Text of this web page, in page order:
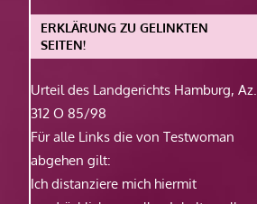
ERKLÄRUNG ZU GELINKTEN
SEITEN!
Urteil des Landgerichts Hamburg, Az.
312 O 85/98
Für alle Links die von Testwoman
abgehen gilt:
Ich distanziere mich hiermit